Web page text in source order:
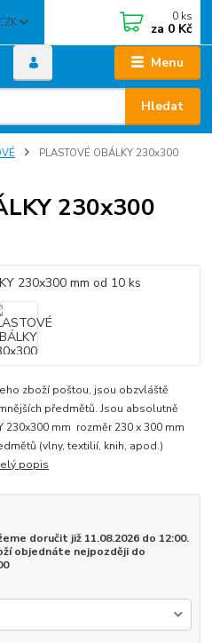
Menu
Hledat
0 ks
za 0 Kč
PLASTOVÉ OBÁLKY 230x300
230x300
zboží poštou, jsou obzvláště
předmětů. Jsou absolutně
mm rozměr 230 x 300 mm
(vlny, textilií, knih, apod.)
popis
doručit již 11.08.2026 do 12:00.
objednáte nejpozději do